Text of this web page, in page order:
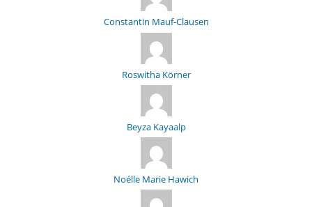
Constantin Mauf-Clausen
Roswitha Körner
Beyza Kayaalp
Noélle Marie Hawich